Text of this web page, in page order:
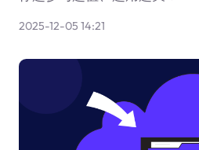
2025-12-05 14:21